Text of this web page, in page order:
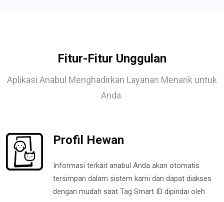
Fitur-Fitur Unggulan
Aplikasi Anabul Menghadirkan Layanan Menarik untuk
Anda.
Profil Hewan
Informasi terkait anabul Anda akan otomatis
tersimpan dalam sistem kami dan dapat diakses
dengan mudah saat Tag Smart ID dipindai oleh